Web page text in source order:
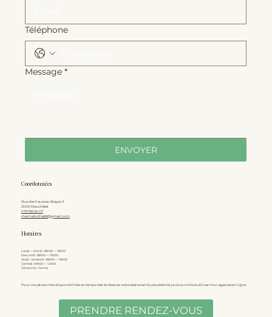
Téléphone
Message *
ENVOYER
Coordonnées
Rue des Fausses-Brayes 3
2000 Neuchâtel
079 765 34 07
marinabotha66@gmail.com
Horaires
Lundi — Mardi : 08h00 — 18h30
Mercredi : 08h00 — 19h30
Jeudi - Vendredi : 08h00 — 18h00
Samedi : 09h00 — 12h00
Dimanche : Fermé
Pour visualiser mes disponibilités en temps réel et réserver votre séance en toute sérénité, je vous invite à utiliser mon agenda en ligne.
PRENDRE RENDEZ-VOUS